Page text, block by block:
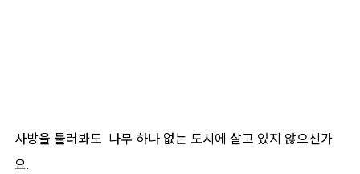
사방을 둘러봐도 나무 하나 없는 도시에 살고 있지 않으신가
요.